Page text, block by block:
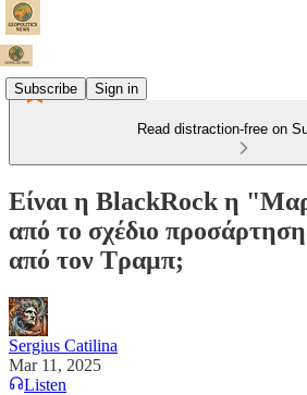
Subscribe Sign in
Read distraction-free on
Είναι η BlackRock η
από το σχέδιο
από τον Τραμπ;
Sergius Catilina
Mar 11, 2025
Listen